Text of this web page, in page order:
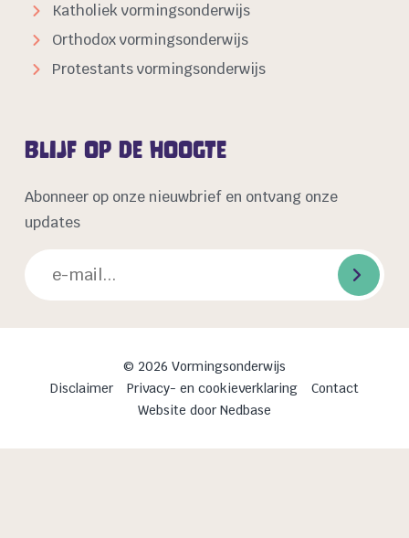
Katholiek vormingsonderwijs
Orthodox vormingsonderwijs
Protestants vormingsonderwijs
Blijf op de hoogte
Abonneer op onze nieuwbrief en ontvang onze
updates
© 2026 Vormingsonderwijs
Disclaimer
Privacy- en cookieverklaring
Contact
Website door Nedbase